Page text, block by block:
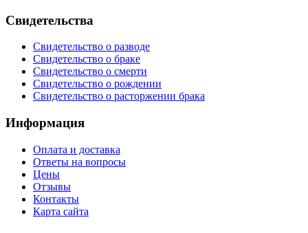
Свидетельства
Свидетельство о разводе
Свидетельство о браке
Свидетельство о смерти
Свидетельство о рождении
Свидетельство о расторжении брака
Информация
Оплата и доставка
Ответы на вопросы
Цены
Отзывы
Контакты
Карта сайта